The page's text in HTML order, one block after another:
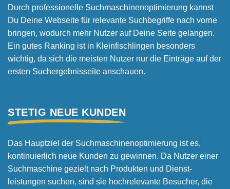
Durch professionelle Suchmaschinen­optimierung kannst
Du Deine Webseite für relevante Suchbegriffe nach vorne
bringen, wodurch mehr Nutzer auf Deine Seite gelangen.
Ein gutes Ranking ist in Kleinfischlingen besonders
wichtig, da sich die meisten Nutzer nur die Einträge auf der
ersten Suchergebnis­seite anschauen.
STETIG NEUE KUNDEN
Das Hauptziel der Suchmaschinen­optimierung ist es,
kontinuierlich neue Kunden zu gewinnen. Da Nutzer einer
Suchmaschine gezielt nach Produkten und Dienst­
leistungen suchen, sind sie hoch­relevante Besucher, die